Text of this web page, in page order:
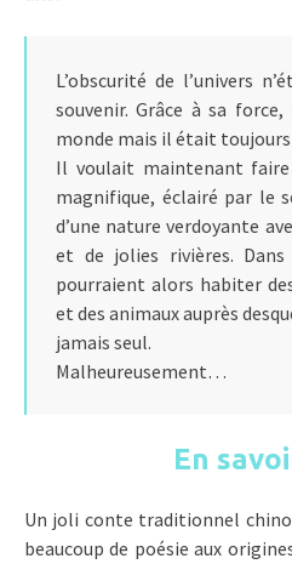
L’obscurité de l’univers
souvenir. Grâce à sa
monde mais il était toujours
Il voulait maintenant
magnifique, éclairé par le
d’une nature verdoyante
et de jolies rivières.
pourraient alors habiter
et des animaux auprès
jamais seul.
Malheureusement…
En
Un joli conte traditionnel
beaucoup de poésie aux